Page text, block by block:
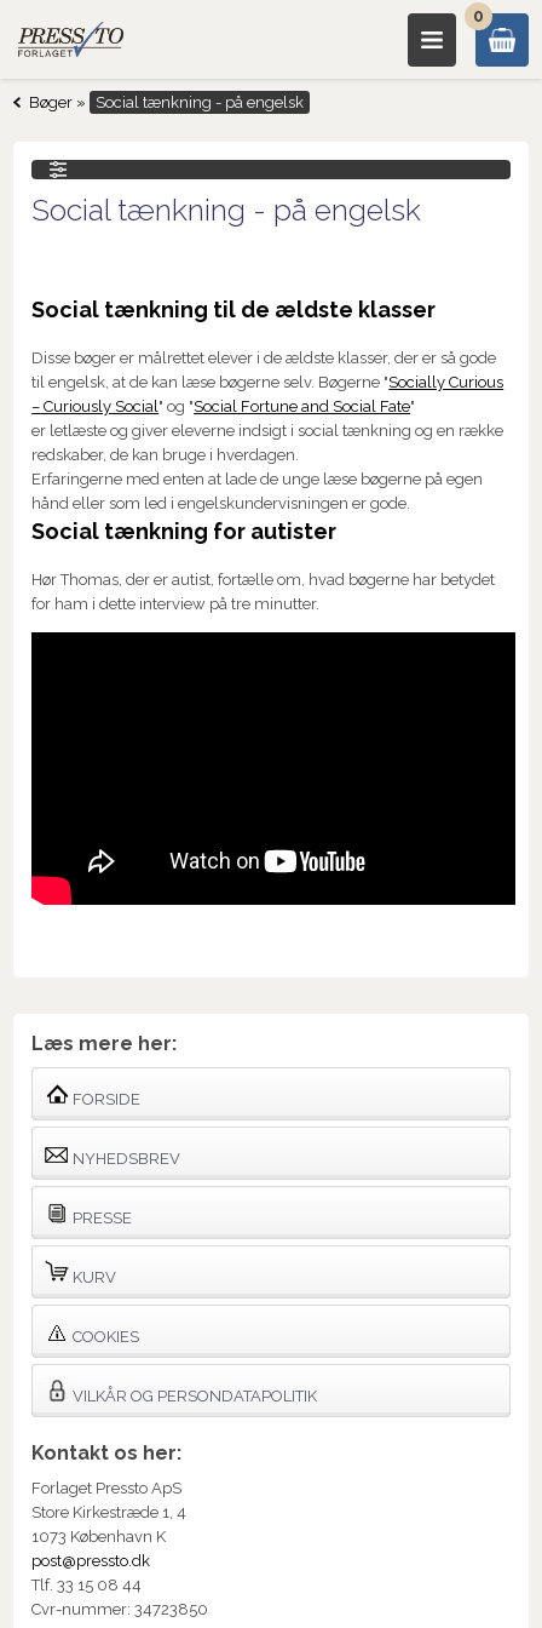
0
Bøger » Social tænkning - på engelsk
Social tænkning - på engelsk
Social tænkning til de ældste klasser
Disse bøger er målrettet elever i de ældste klasser, der er så gode
til engelsk, at de kan læse bøgerne selv. Bøgerne "Socially Curious
– Curiously Social" og "Social Fortune and Social Fate"
er letlæste og giver eleverne indsigt i social tænkning og en række
redskaber, de kan bruge i hverdagen.
Erfaringerne med enten at lade de unge læse bøgerne på egen
hånd eller som led i engelskundervisningen er gode.
Social tænkning for autister
Hør Thomas, der er autist, fortælle om, hvad bøgerne har betydet
for ham i dette interview på tre minutter.
Læs mere her:
FORSIDE
NYHEDSBREV
PRESSE
KURV
COOKIES
VILKÅR OG PERSONDATAPOLITIK
Kontakt os her:
Forlaget Pressto ApS
Store Kirkestræde 1, 4
1073 København K
post@pressto.dk
Tlf. 33 15 08 44
Cvr-nummer: 34723850